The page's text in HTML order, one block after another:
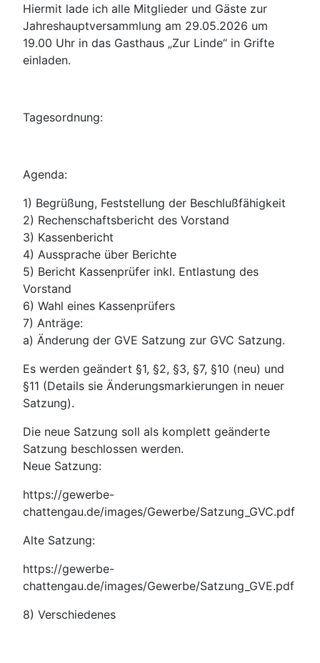
Hiermit lade ich alle Mitglieder und Gäste zur
Jahreshauptversammlung am 29.05.2026 um
19.00 Uhr in das Gasthaus „Zur Linde“ in Grifte
einladen.
Tagesordnung:
Agenda:
1) Begrüßung, Feststellung der Beschlußfähigkeit
2) Rechenschaftsbericht des Vorstand
3) Kassenbericht
4) Aussprache über Berichte
5) Bericht Kassenprüfer inkl. Entlastung des
Vorstand
6) Wahl eines Kassenprüfers
7) Anträge:
a) Änderung der GVE Satzung zur GVC Satzung.
Es werden geändert §1, §2, §3, §7, §10 (neu) und
§11 (Details sie Änderungsmarkierungen in neuer
Satzung).
Die neue Satzung soll als komplett geänderte
Satzung beschlossen werden.
Neue Satzung:
https://gewerbe-
chattengau.de/images/Gewerbe/Satzung_GVC.pdf
Alte Satzung:
https://gewerbe-
chattengau.de/images/Gewerbe/Satzung_GVE.pdf
8) Verschiedenes